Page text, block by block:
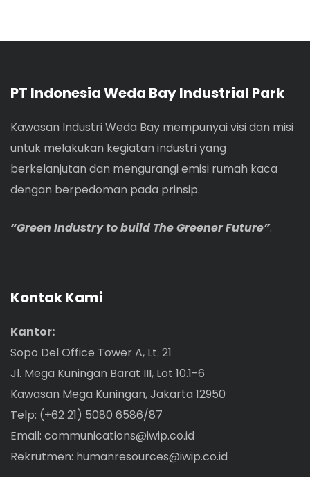
PT Indonesia Weda Bay Industrial Park
Kawasan Industri Weda Bay mempunyai visi dan misi
untuk melakukan kegiatan industri yang
berkelanjutan dan mengurangi emisi rumah kaca
dengan berpedoman pada prinsip.
“Green Industry to build The Greener Future”.
Kontak Kami
Kantor:
Sopo Del Office Tower A, Lt. 21
Jl. Mega Kuningan Barat III, Lot 10.1-6
Kawasan Mega Kuningan, Jakarta 12950
Telp: (+62 21) 5080 6586/87
Email: communications@iwip.co.id
Rekrutmen: humanresources@iwip.co.id